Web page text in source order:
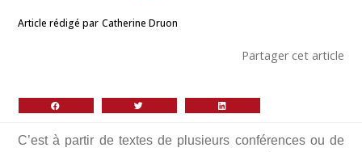
Article rédigé par Catherine Druon
Partager cet article
C’est à partir de textes de plusieurs conférences ou de